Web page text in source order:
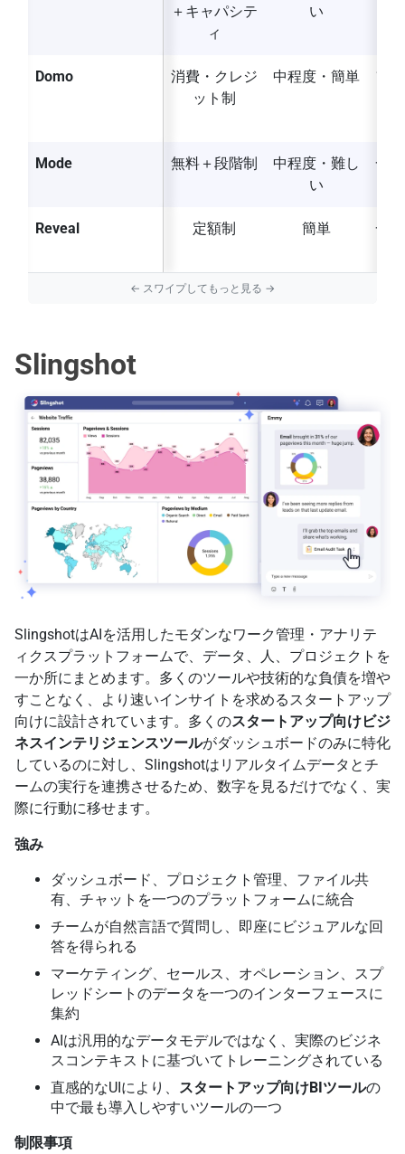
＋キャパシテ
ィ
い
Domo
消費・クレジ
ット制
中程度・簡単 フ
Mode 無料＋段階制
中程度・難し
い
一
Reveal 定額制 簡単
一
Slingshot
SlingshotはAIを活用したモダンなワーク管理・アナリテ
ィクスプラットフォームで、データ、人、プロジェクトを
一か所にまとめます。多くのツールや技術的な負債を増や
すことなく、より速いインサイトを求めるスタートアップ
向けに設計されています。多くのスタートアップ向けビジ
ネスインテリジェンスツールがダッシュボードのみに特化
しているのに対し、Slingshotはリアルタイムデータとチ
ームの実行を連携させるため、数字を見るだけでなく、実
際に行動に移せます。
強み
ダッシュボード、プロジェクト管理、ファイル共
有、チャットを一つのプラットフォームに統合
チームが自然言語で質問し、即座にビジュアルな回
答を得られる
マーケティング、セールス、オペレーション、スプ
レッドシートのデータを一つのインターフェースに
集約
AIは汎用的なデータモデルではなく、実際のビジネ
スコンテキストに基づいてトレーニングされている
直感的なUIにより、 スタートアップ向けBIツールの
中で最も導入しやすいツールの一つ
制限事項